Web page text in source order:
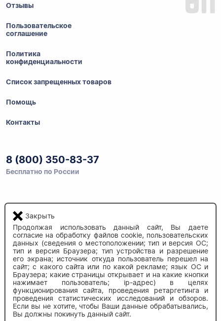
Отзывы
Пользовательское
соглашение
Политика
конфиденциальности
Список запрещенных товаров
Помощь
Контакты
8 (800) 350-83-37
Бесплатно по России
info@auau.market
236027, г.Калининград
ул.Калязинская 6, оф. 2
Закрыть
Продолжая использовать данный сайт, Вы даете
согласие на обработку файлов cookie, пользовательских
данных (сведения о местоположении; тип и версия ОС;
тип и версия Браузера; тип устройства и разрешение
его экрана; источник откуда пользователь перешел на
сайт; с какого сайта или по какой рекламе; язык ОС и
Браузера; какие страницы открывает и на какие кнопки
нажимает пользователь; ip-адрес) в целях
функционирования сайта, проведения ретаргетинга и
проведения статистических исследований и обзоров.
Если вы не хотите, чтобы Ваши данные обрабатывались,
Вы должны покинуть данный сайт.